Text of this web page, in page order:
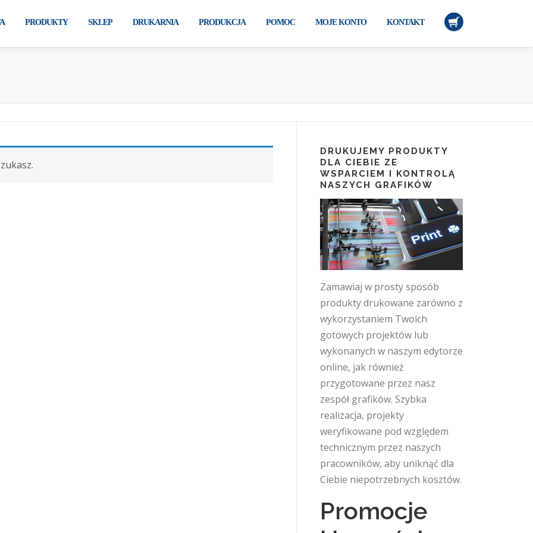
PRODUKTY SKLEP DRUKARNIA PRODUKCJA POMOC MOJE KONTO KONTAKT
DRUKUJEMY PRODUKTY
DLA CIEBIE ZE
WSPARCIEM I KONTROLĄ
NASZYCH GRAFIKÓW
Zamawiaj w prosty sposób
produkty drukowane zarówno z
wykorzystaniem Twoich
gotowych projektów lub
wykonanych w naszym edytorze
online, jak również
przygotowane przez nasz
zespół grafików. Szybka
realizacja, projekty
weryfikowane pod względem
technicznym przez naszych
pracowników, aby uniknąć dla
Ciebie niepotrzebnych kosztów.
Promocje